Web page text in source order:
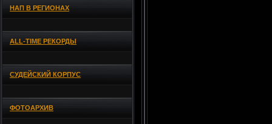
НАП В РЕГИОНАХ
ALL-TIME РЕКОРДЫ
СУДЕЙСКИЙ КОРПУС
ФОТОАРХИВ